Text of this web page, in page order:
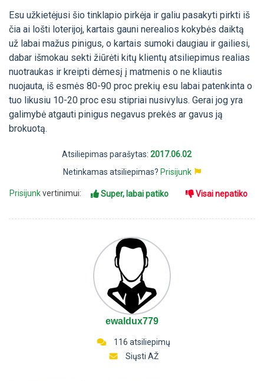
Esu užkietėjusi šio tinklapio pirkėja ir galiu pasakyti pirkti iš
čia ai lošti loterijoj, kartais gauni nerealios kokybės daiktą
už labai mažus pinigus, o kartais sumoki daugiau ir gailiesi,
dabar išmokau sekti žiūrėti kitų klientų atsiliepimus realias
nuotraukas ir kreipti dėmesį į matmenis o ne kliautis
nuojauta, iš esmės 80-90 proc prekių esu labai patenkinta o
tuo likusiu 10-20 proc esu stipriai nusivylus. Gerai jog yra
galimybė atgauti pinigus negavus prekės ar gavus ją
brokuotą.
Atsiliepimas parašytas: 2017.06.02
Netinkamas atsiliepimas? Prisijunk
Prisijunkvertinimui: Super, labai patiko Visai nepatiko
ewaldux779
116 atsiliepimų
Siųsti AŽ